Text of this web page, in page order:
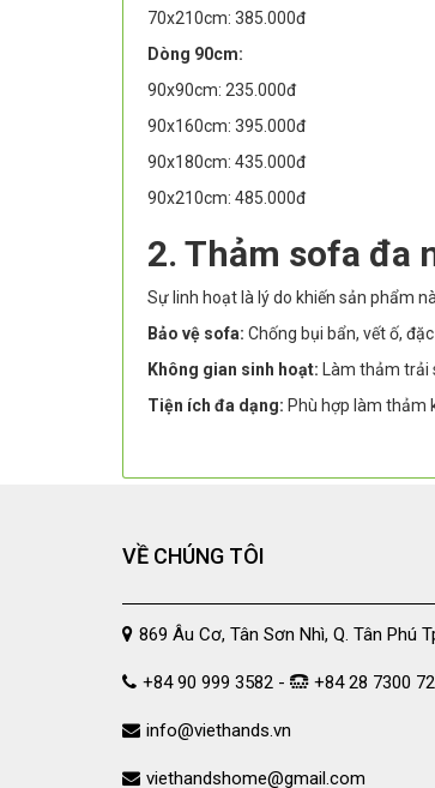
70x210cm: 385.000đ
Dòng 90cm:
90x90cm: 235.000đ
90x160cm: 395.000đ
90x180cm: 435.000đ
90x210cm: 485.000đ
2. Thảm sofa đa
Sự linh hoạt là lý do khiến sản phẩm
Bảo vệ sofa: Chống bụi bẩn, vết ố,
Không gian sinh hoạt: Làm thảm trải
Tiện ích đa dạng: Phù hợp làm thảm
VỀ CHÚNG TÔI
869 Âu Cơ, Tân Sơn Nhì, Q. Tân Phú
+84 90 999 3582 - +84 28 7300
info@viethands.vn
viethandshome@gmail.com